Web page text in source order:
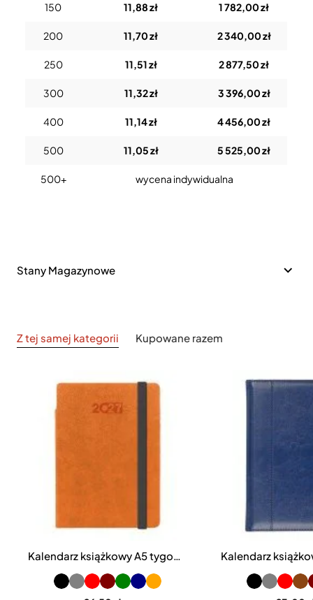
150 11,88 zł 1 782,00 zł
200 11,70 zł 2 340,00 zł
250 11,51 zł 2 877,50 zł
300 11,32 zł 3 396,00 zł
400 11,14 zł 4 456,00 zł
500 11,05 zł 5 525,00 zł
500+ wycena indywidualna
Stany Magazynowe
Z tej samej kategorii Kupowane razem
Kalendarz książkowy A5 tygodniowo-notesowy Flexi